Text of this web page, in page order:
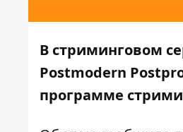
В стриминговом
Postmodern
программе